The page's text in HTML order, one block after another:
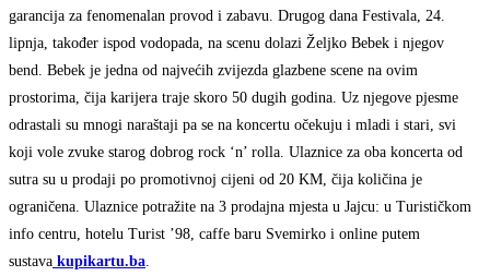
garancija za fenomenalan provod i zabavu. Drugog dana Festivala, 24.
lipnja, također ispod vodopada, na scenu dolazi Željko Bebek i njegov
bend. Bebek je jedna od najvećih zvijezda glazbene scene na ovim
prostorima, čija karijera traje skoro 50 dugih godina. Uz njegove pjesme
odrastali su mnogi naraštaji pa se na koncertu očekuju i mladi i stari, svi
koji vole zvuke starog dobrog rock ‘n’ rolla. Ulaznice za oba koncerta od
sutra su u prodaji po promotivnoj cijeni od 20 KM, čija količina je
ograničena. Ulaznice potražite na 3 prodajna mjesta u Jajcu: u Turističkom
info centru, hotelu Turist ’98, caffe baru Svemirko i online putem
sustava kupikartu.ba.